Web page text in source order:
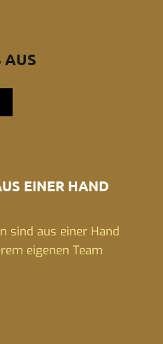
AUS
EINER HAND
sind aus einer Hand
eigenen Team